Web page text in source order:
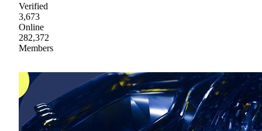
Verified
3,673
Online
282,372
Members